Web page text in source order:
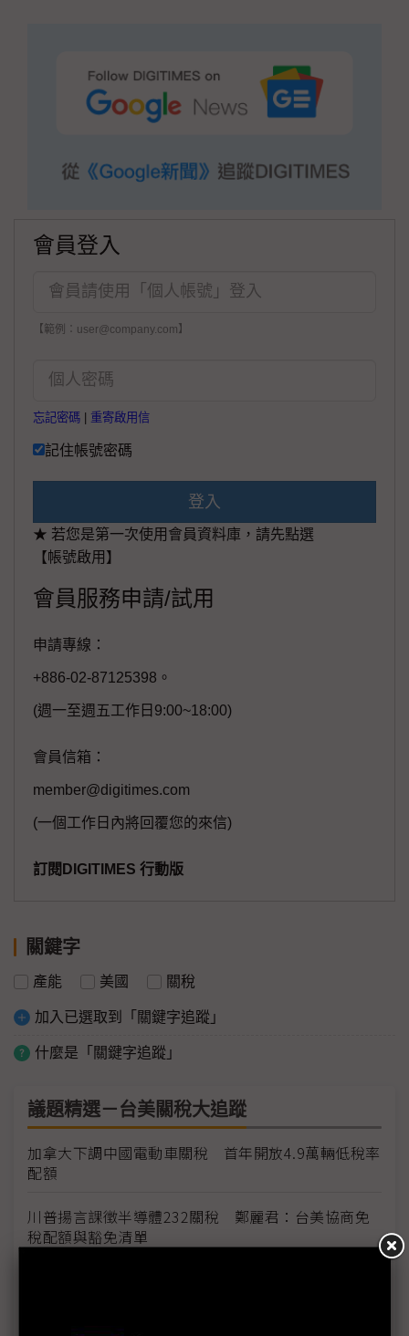
會員登入
【範例：user@company.com】
忘記密碼 重寄啟用信
記住帳號密碼
登入
★ 若您是第一次使用會員資料庫，請先點選
【帳號啟用】
會員服務申請/試用
申請專線：
+886-02-87125398。
(週一至週五工作日9:00~18:00)
會員信箱：
member@digitimes.com
(一個工作日內將回覆您的來信)
訂閱DIGITIMES 行動版
關鍵字
產能 美國 關稅
加入已選取到「關鍵字追蹤」
什麼是「關鍵字追蹤」
議題精選－台美關稅大追蹤
加拿大下調中國電動車關稅 首年開放4.9萬輛低稅率
配額
川普揚言課徵半導體232關稅 鄭麗君：台美協商免
稅配額與豁免清單